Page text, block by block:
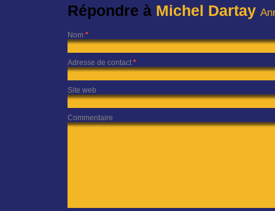
Répondre à Michel Dartay
Nom *
Adresse de contact *
Site web
Commentaire